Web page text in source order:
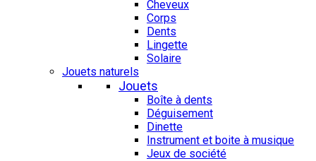
Cheveux
Corps
Dents
Lingette
Solaire
Jouets naturels
Jouets
Boîte à dents
Déguisement
Dinette
Instrument et boite à musique
Jeux de société